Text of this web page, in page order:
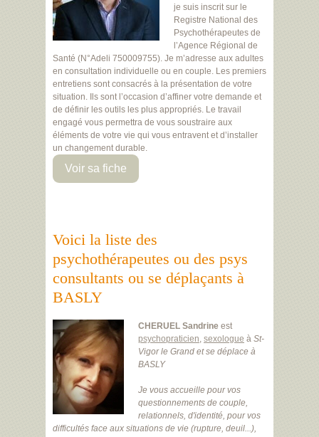
je suis inscrit sur le
Registre National des
Psychothérapeutes de
l’Agence Régional de
Santé (N°Adeli 750009755). Je m’adresse aux adultes
en consultation individuelle ou en couple. Les premiers
entretiens sont consacrés à la présentation de votre
situation. Ils sont l’occasion d’affiner votre demande et
de définir les outils les plus appropriés. Le travail
engagé vous permettra de vous soustraire aux
éléments de votre vie qui vous entravent et d’installer
un changement durable.
Voir sa fiche
Voici la liste des
psychothérapeutes ou des psys
consultants ou se déplaçants à
BASLY
CHERUEL Sandrine est
psychopraticien, sexologue à St-
Vigor le Grand et se déplace à
BASLY
Je vous accueille pour vos
questionnements de couple,
relationnels, d'identité, pour vos
difficultés face aux situations de vie (rupture, deuil...),